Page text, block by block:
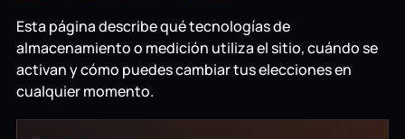
Esta página describe qué tecnologías de
almacenamiento o medición utiliza el sitio, cuándo se
activan y cómo puedes cambiar tus elecciones en
cualquier momento.